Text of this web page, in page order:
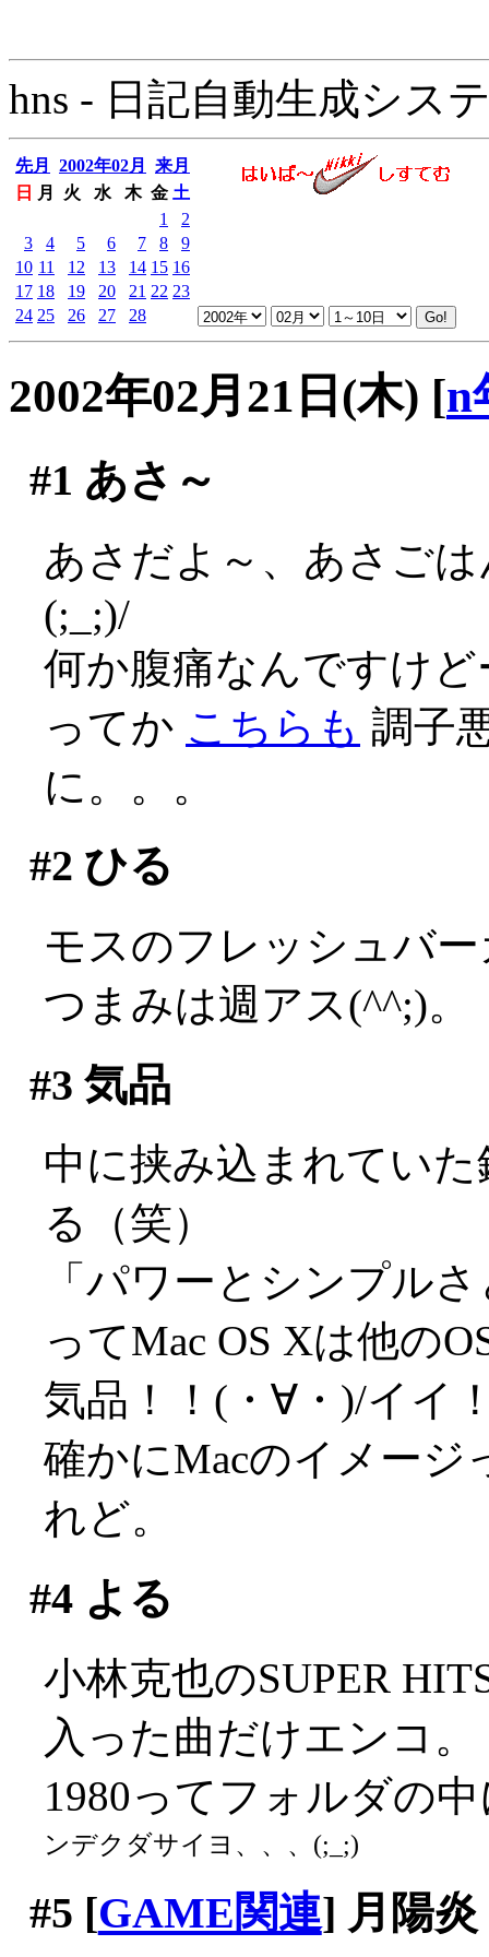
hns - 日記自動生成シス
先月 2002年02月
来月
日
月 火 水 木 金 土
1
2
3
4 5 6 7 8
9
10 11 12 13 14 15 16
17 18 19 20 21 22 23
24 25 26 27 28
2002年02月21日(木) [n
#1 あさ～
あさだよ～、あさご
(;_;)/
何か腹痛なんですけど
ってか こちらも 調子
に。。。
#2 ひる
モスのフレッシュバ
つまみは週アス(^^;)。
#3 気品
中に挟み込まれてい
る（笑）
「パワーとシンプル
ってMac OS Xは他の
気品！！(・∀・)/イイ
確かにMacのイメージ
れど。
#4よる
小林克也のSUPER
入った曲だけエンコ。
1980ってフォルダの
ンデクダサイヨ、、、(;_;)
#5 [GAME関連] 月陽炎